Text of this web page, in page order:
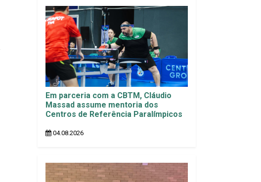
Em parceria com a CBTM, Cláudio
Massad assume mentoria dos
Centros de Referência Paralímpicos
04.08.2026